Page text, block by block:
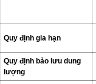
Quy định gia hạn
Quy định bảo lưu dung
lượng